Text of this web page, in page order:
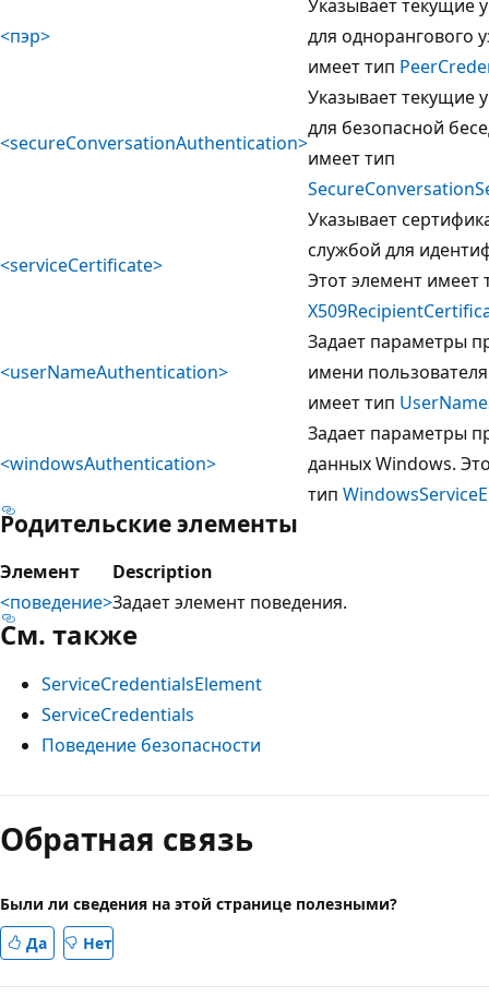
<пэр>
Указывает текущие
для однорангового
имеет тип
<secureConversationAuthentication>
Указывает текущие
для безопасной
имеет тип
<serviceCertificate>
Указывает
службой для
Этот элемент имеет
<userNameAuthentication>
Задает параметры
имени
имеет тип
<windowsAuthentication>
Задает параметры
данных Windows.
тип
Родительские элементы
Элемент
Description
<поведение>Задает элемент поведения.
См. также
ServiceCredentialsElement
ServiceCredentials
Поведение безопасности
Режим
чтения
выключен
Обратная связь
Были ли сведения на этой странице полезными?
Да
Нет